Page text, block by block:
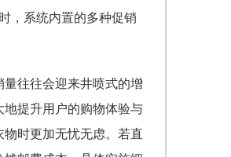
，系统内置的多种促销
往往会迎来井喷式的增
提升用户的购物体验与
时更加无忧无虑。若直